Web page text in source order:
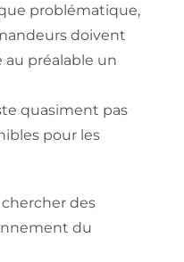
problématique,
doivent
préalable un
quasiment pas
pour les
des
du